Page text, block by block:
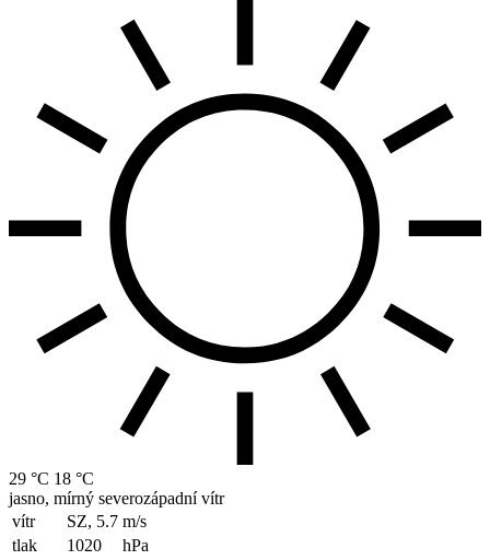
29 °C 18 °C
jasno, mírný severozápadní vítr
vítr
SZ, 5.7 m/s
tlak
1020 hPa